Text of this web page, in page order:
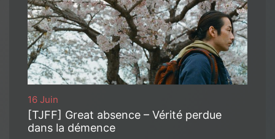
16 Juin
[TJFF] Great absence – Vérité perdue
dans la démence